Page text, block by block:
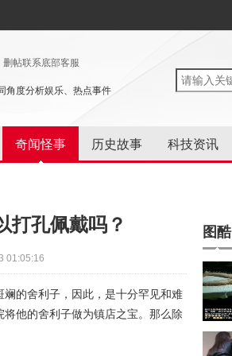
帖联系底部客服
角度分析娱乐、热点事件
奇闻怪事 历史故事 科技资讯
打孔佩戴吗？
01:05:16
的舍利子，因此，是十分罕见和难
他的舍利子做为镇店之宝。那么除
图酷